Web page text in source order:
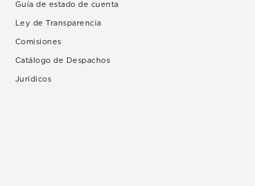
Guía de estado de cuenta
Ley de Transparencia
Comisiones
Catálogo de Despachos
Jurídicos